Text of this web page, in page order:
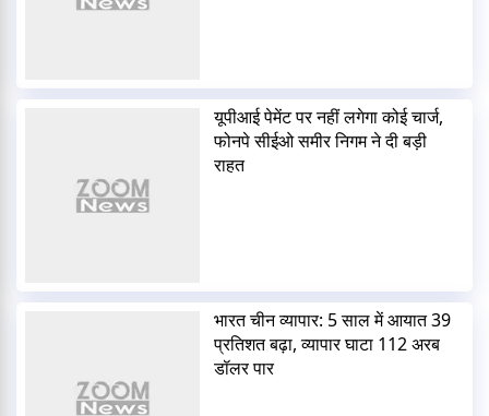
यूपीआई पेमेंट पर नहीं लगेगा कोई चार्ज,
फोनपे सीईओ समीर निगम ने दी बड़ी
राहत
भारत चीन व्यापार: 5 साल में आयात 39
प्रतिशत बढ़ा, व्यापार घाटा 112 अरब
डॉलर पार